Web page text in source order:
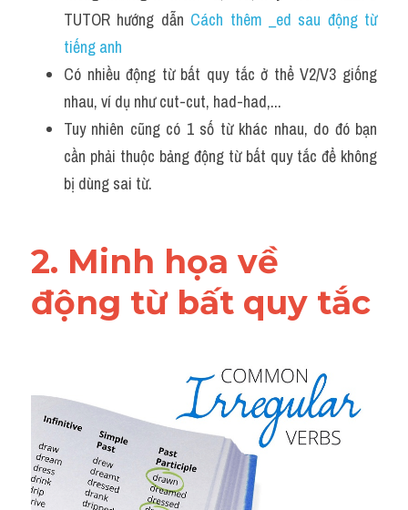
TUTOR hướng dẫn Cách thêm _ed sau động từ
tiếng anh
Có nhiều động từ bất quy tắc ở thể V2/V3 giống
nhau, ví dụ như cut-cut, had-had,...
Tuy nhiên cũng có 1 số từ khác nhau, do đó bạn
cần phải thuộc bảng động từ bất quy tắc để không
bị dùng sai từ.
2. Minh họa về
động từ bất quy tắc